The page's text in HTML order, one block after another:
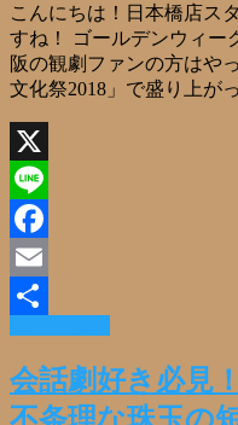
こんにちは！日本橋店ス
すね！ ゴールデンウィー
阪の観劇ファンの方はや
文化祭2018」で盛り上が
X
Line
Facebook
Email
共
有
会話劇好き必見